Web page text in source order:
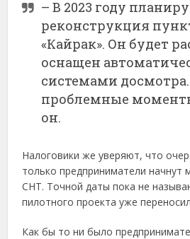
– В 2023 году
реконструкция
«Кайрак». Он будет
оснащен
системами
проблемные
он.
Налоговики же уверяют, что
только предприниматели начнут
СНТ. Точной даты пока не
пилотного проекта уже
Как бы то ни было